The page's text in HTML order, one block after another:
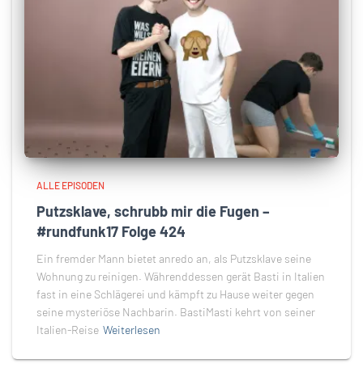
ALLE EPISODEN
Putzsklave, schrubb mir die Fugen –
#rundfunk17 Folge 424
Ein fremder Mann bietet anredo an, als Putzsklave seine
Wohnung zu reinigen. Währenddessen gerät Basti in Italien
fast in eine Schlägerei und kämpft zu Hause weiter gegen
seine mysteriöse Nachbarin. BastiMasti kehrt von seiner
Italien-Reise Weiterlesen